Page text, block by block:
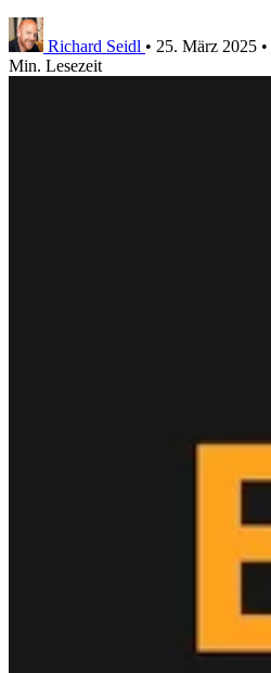
Richard Seidl • 25. März 2025 •
Min. Lesezeit